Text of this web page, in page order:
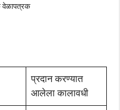
वेळापत्रक
प्रदान करण्यात
आलेला कालावधी